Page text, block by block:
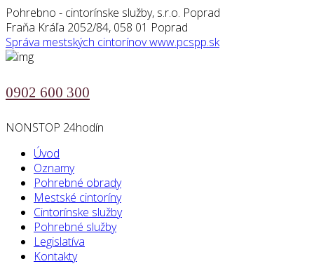
Pohrebno - cintorínske služby, s.r.o. Poprad
Fraňa Kráľa 2052/84, 058 01 Poprad
Správa mestských cintorínovwww.pcspp.sk
0902 600 300
NONSTOP 24hodín
Úvod
Oznamy
Pohrebné obrady
Mestské cintoríny
Cintorínske služby
Pohrebné služby
Legislatíva
Kontakty